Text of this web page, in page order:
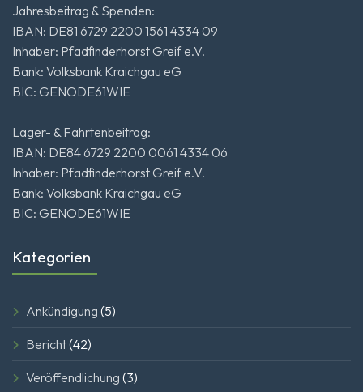
Jahresbeitrag & Spenden:
IBAN: DE81 6729 2200 1561 4334 09
Inhaber: Pfadfinderhorst Greif e.V.
Bank: Volksbank Kraichgau eG
BIC: GENODE61WIE
Lager- & Fahrtenbeitrag:
IBAN: DE84 6729 2200 0061 4334 06
Inhaber: Pfadfinderhorst Greif e.V.
Bank: Volksbank Kraichgau eG
BIC: GENODE61WIE
Kategorien
Ankündigung (5)
Bericht(42)
Veröffendlichung (3)